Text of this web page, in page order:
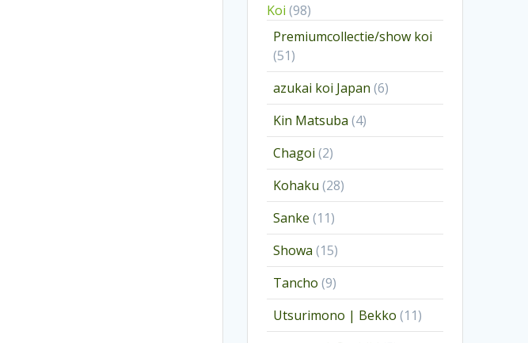
Koi 9898
producten
Premiumcollectie/show koi
5151
producten
azukai koi Japan 66
producten
Kin Matsuba 44
producten
Chagoi 22
producten
Kohaku 2828
producten
Sanke 1111
producten
Showa 1515
producten
Tancho 99
producten
Utsurimono | Bekko 1111
producten